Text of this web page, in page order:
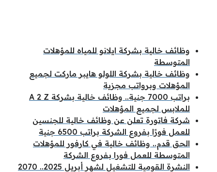
وظائف خالية بشركة ايلانو للمياه للمؤهلات
المتوسطة
وظائف خالية بشركة اللولو هايبر ماركت لجميع
المؤهلات وبرواتب مجزية
براتب 7000 جنية.. وظائف خالية بشركة A 2 Z
للملابس لجميع المؤهلات
شركة فاتورة تعلن عن وظائف خالية للجنسين
للعمل فورًا بفروع الشركة براتب 6500 جنية
الحق قدم.. وظائف خالية في كارفور للمؤهلات
المتوسطة للعمل فورا بفروع الشركة
النشرة القومية للتشغيل لشهر أبريل 2025.. 2070